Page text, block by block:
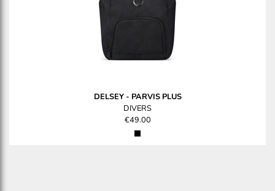
DELSEY- PARVIS PLUS
DIVERS
€49.00